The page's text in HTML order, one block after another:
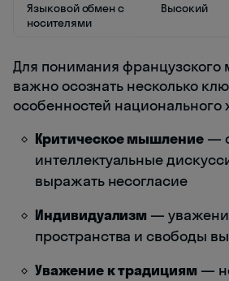
Языковой обмен с
носителями
Высокий
Для понимания французского
важно осознать несколько
особенностей национального
Критическое мышление —
интеллектуальные
выражать несогласие
Индивидуализм —
пространства и свободы
Уважение к традициям —